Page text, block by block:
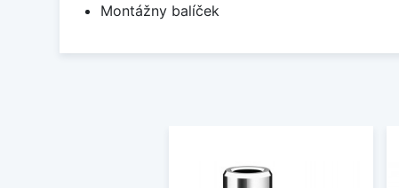
Montážny balíček